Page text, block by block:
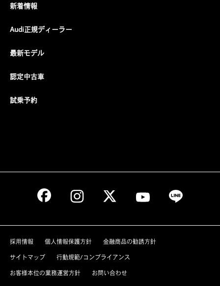
新着情報
Audi正規ディーラー
最新モデル
認定中古車
試乗予約
採用情報 個人情報保護方針 金融商品の勧誘方針
サイトマップ 行動規範/コンプライアンス
お客様本位の業務運営方針 お問い合わせ